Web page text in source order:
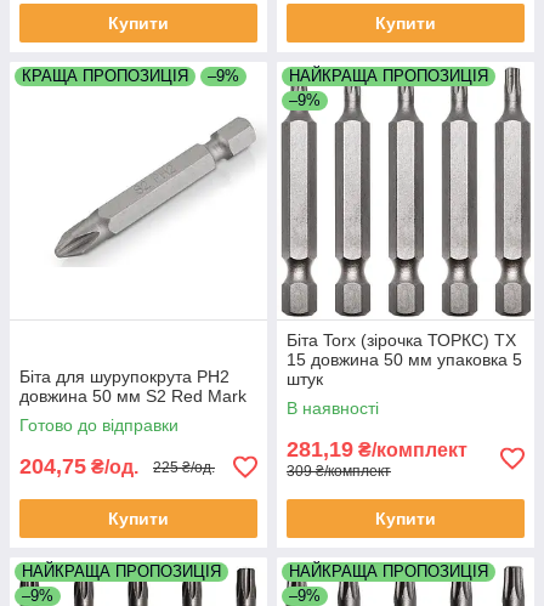
Купити Купити
КРАЩА ПРОПОЗИЦІЯ –9%
Біта для шурупокрута PH2
довжина 50 мм S2 Red Mark
Готово до відправки
204,75 ₴/од. 225 ₴/од.
Купити
НАЙКРАЩА ПРОПОЗИЦІЯ
–9%
Біта Torx (зірочка ТОРКС) TX
15 довжина 50 мм упаковка 5
штук
В наявності
281,19 ₴/комплект
309 ₴/комплект
Купити
НАЙКРАЩА ПРОПОЗИЦІЯ
–9%
НАЙКРАЩА ПРОПОЗИЦІЯ
–9%